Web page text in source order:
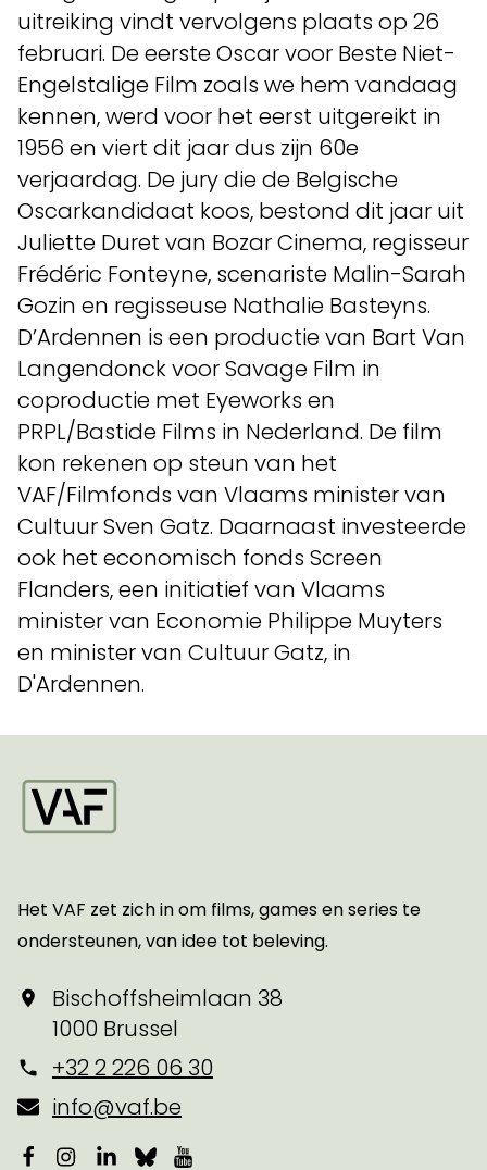
uitreiking vindt vervolgens plaats op 26
februari. De eerste Oscar voor Beste Niet-
Engelstalige Film zoals we hem vandaag
kennen, werd voor het eerst uitgereikt in
1956 en viert dit jaar dus zijn 60e
verjaardag. De jury die de Belgische
Oscarkandidaat koos, bestond dit jaar uit
Juliette Duret van Bozar Cinema, regisseur
Frédéric Fonteyne, scenariste Malin-Sarah
Gozin en regisseuse Nathalie Basteyns.
D’Ardennen is een productie van Bart Van
Langendonck voor Savage Film in
coproductie met Eyeworks en
PRPL/Bastide Films in Nederland. De film
kon rekenen op steun van het
VAF/Filmfonds van Vlaams minister van
Cultuur Sven Gatz. Daarnaast investeerde
ook het economisch fonds Screen
Flanders, een initiatief van Vlaams
minister van Economie Philippe Muyters
en minister van Cultuur Gatz, in
D'Ardennen.
Het VAF zet zich in om films, games en series te
ondersteunen, van idee tot beleving.
Bischoffsheimlaan 38
1000 Brussel
+32 2 226 06 30
info@vaf.be
Facebook
Instagram
LinkedIn
Bluesky